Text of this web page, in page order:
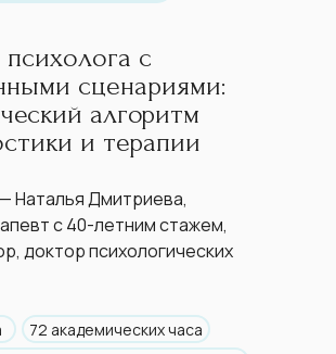
Бесплатное обучение
психолога с
сценариями:
алгоритм
и терапии
Наталья Дмитриева,
с 40-летним стажем,
доктор психологических
72 академических часа